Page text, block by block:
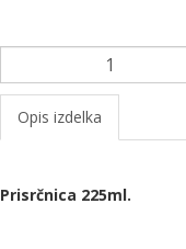
Opis izdelka
Prisrčnica 225ml.